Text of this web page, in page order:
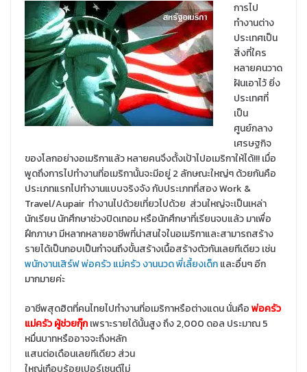
การไป
ทำงานต่าง
ประเทศเป็น
สิ่งที่ใคร
หลายคนวาด
ฝันเอาไว้ ยิ่ง
ประเทศที่
เป็น
ศูนย์กลาง
เศรษฐกิจ
ของโลกอย่างอเมริกาแล้ว หลายคนจึงตั้งเป้าไปอเมริกาให้ได้!!! เมื่อ
พูดถึงการไปทำงานที่อเมริกานั้นจะมีอยู่ 2 ลักษณะใหญ่ๆ ด้วยกันคือ
ประเภทแรกไปทำงานแบบจริงจัง กับประเภทที่สอง Work &
Travel/Aupair ทำงานไปด้วยเที่ยวไปด้วย ส่วนใหญ่จะเป็นเหล่า
นักเรียน นักศึกษาช่วงปิดเทอม หรือนักศึกษาที่เรียนจบแล้ว มาเพื่อ
ฝึกภาษา มีหลากหลายอาชีพที่น่าสนใจในอเมริกาและสามารถสร้าง
รายได้เป็นกอบเป็นกำจนถึงขั้นสร้างเนื้อสร้างตัวกันเลยทีเดียวเช่น
พนักงานเสิร์ฟพ่อครัว แม่ครัวงานนวดพี่เลี้ยงเด็กและอื่นๆ อีก
มากมายค่ะ
อาชีพสุดฮิตที่คนไทยไปทำงานที่อเมริกาหรือต่างแดน นั่นคือพ่อครัว
แม่ครัว ผู้ช่วยกุ๊กเพราะรายได้นั้นสูง ถึง 2,000 ดอล ประมาณ 5
หมื่นบาทหรืออาจจะถึงหลัก
แสนต่อเดือนเลยทีเดียว ส่วน
ใหญ่เกือบร้อยเปอร์เซนต์ไม่